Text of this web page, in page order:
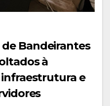
Bandeirantes
à
e